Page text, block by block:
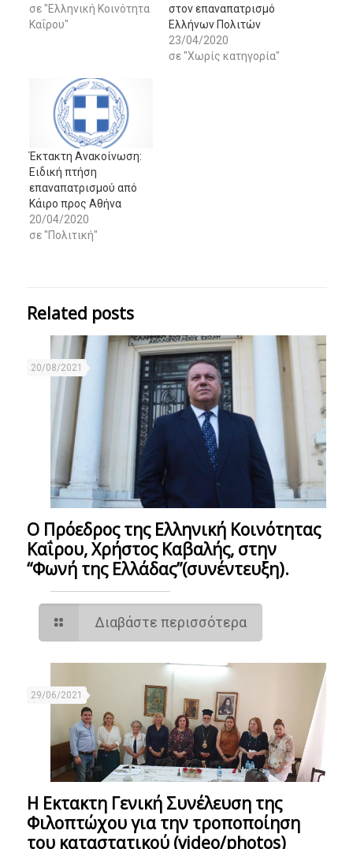
σε "Ελληνική Κοινότητα
Καΐρου"
στον επαναπατρισμό
Ελλήνων Πολιτών
23/04/2020
σε "Χωρίς κατηγορία"
Έκτακτη Ανακοίνωση:
Ειδική πτήση
επαναπατρισμού από
Κάιρο προς Αθήνα
20/04/2020
σε "Πολιτική"
Related posts
20/08/2021
Ο Πρόεδρος της Ελληνική Κοινότητας
Καΐρου, Χρήστος Καβαλής, στην
“Φωνή της Ελλάδας”(συνέντευξη).
Διαβάστε περισσότερα
29/06/2021
Η Εκτακτη Γενική Συνέλευση της
Φιλοπτώχου για την τροποποίηση
του καταστατικού (video/photos)